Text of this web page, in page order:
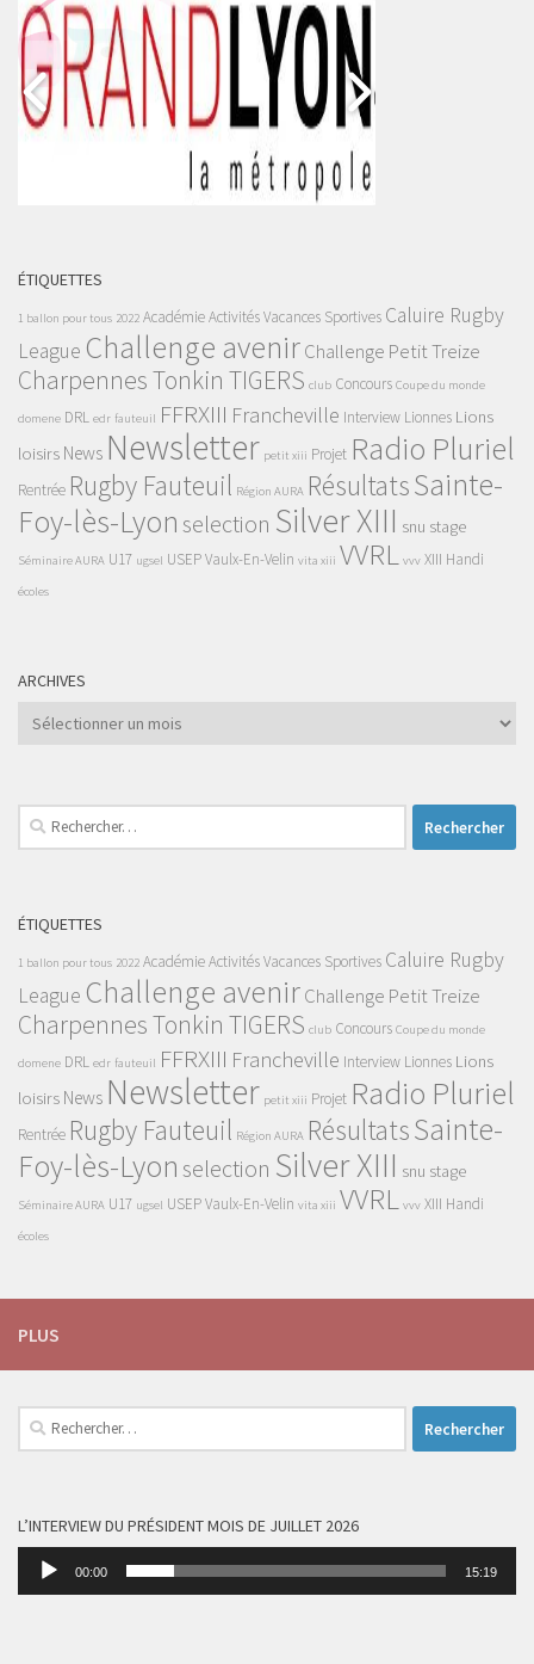
ÉTIQUETTES
1 ballon pour tous 2022 AcadémieActivités Vacances Sportives Caluire Rugby
League Challenge avenirChallenge Petit Treize
Charpennes Tonkin TIGERS club Concours Coupe du monde
domene DRL edr fauteuil FFRXIII Francheville Interview Lionnes Lions
loisirs News Newsletter petit xiii Projet Radio Pluriel
Rentrée Rugby Fauteuil Région AURA RésultatsSainte-
Foy-lès-Lyon selection Silver XIII snu stage
Séminaire AURA U17 ugsel USEPVaulx-En-Velin vita xiii VVRL vvv XIII Handi
écoles
ARCHIVES
Archives
Rechercher :
ÉTIQUETTES
1 ballon pour tous 2022 AcadémieActivités Vacances Sportives Caluire Rugby
League Challenge avenirChallenge Petit Treize
Charpennes Tonkin TIGERS club Concours Coupe du monde
domene DRL edr fauteuil FFRXIII Francheville Interview Lionnes Lions
loisirs News Newsletter petit xiii Projet Radio Pluriel
Rentrée Rugby Fauteuil Région AURA RésultatsSainte-
Foy-lès-Lyon selection Silver XIII snu stage
Séminaire AURA U17 ugsel USEPVaulx-En-Velin vita xiii VVRL vvv XIII Handi
écoles
PLUS
Rechercher :
L’INTERVIEW DU PRÉSIDENT MOIS DE JUILLET 2026
Lecteur
00:00 15:19